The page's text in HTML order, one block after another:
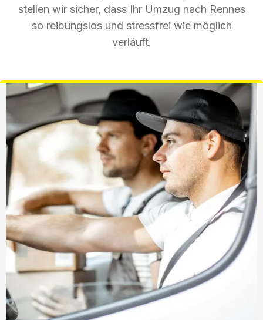
stellen wir sicher, dass Ihr Umzug nach Rennes
so reibungslos und stressfrei wie möglich
verläuft.